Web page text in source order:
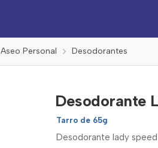
Aseo Personal Desodorantes
Desodorante
Tarro de 65g
Desodorante lady